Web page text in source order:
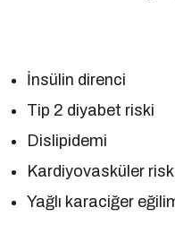
İnsülin direnci
Tip 2 diyabet riski
Dislipidemi
Kardiyovasküler risk
Yağlı karaciğer